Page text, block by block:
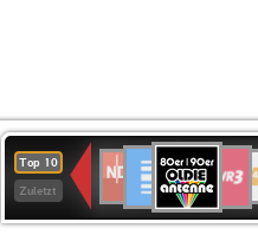
Top 10
Zuletzt
Deutschlandfunk
80er
90er
OLDIE
ANTENNE
SWR3
SWR
Kultur
NDR
2